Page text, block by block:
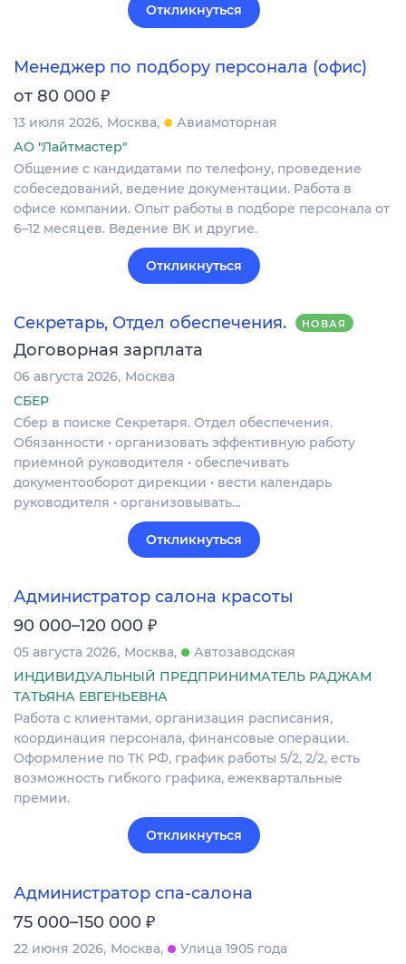
Откликнуться
Менеджер по подбору персонала (офис)
от 80 000 ₽
13 июля 2026 Москва
Авиамоторная
АО "Лайтмастер"
Общение с кандидатами по телефону, проведение
собеседований, ведение документации. Работа в
офисе компании. Опыт работы в подборе персонала от
6–12 месяцев. Ведение ВК и другие.
Откликнуться
Секретарь, Отдел обеспечения. НОВАЯ
Договорная зарплата
06 августа 2026 Москва
СБЕР
Сбер в поиске Секретаря. Отдел обеспечения.
Обязанности • организовать эффективную работу
приемной руководителя • обеспечивать
документооборот дирекции • вести календарь
руководителя • организовывать…
Откликнуться
Администратор салона красоты
90 000–120 000 ₽
05 августа 2026 Москва
Автозаводская
ИНДИВИДУАЛЬНЫЙ ПРЕДПРИНИМАТЕЛЬ РАДЖАМ
ТАТЬЯНА ЕВГЕНЬЕВНА
Работа с клиентами, организация расписания,
координация персонала, финансовые операции.
Оформление по ТК РФ, график работы 5/2, 2/2, есть
возможность гибкого графика, ежеквартальные
премии.
Откликнуться
Администратор спа-салона
75 000–150 000 ₽
22 июня 2026 Москва Улица 1905 года